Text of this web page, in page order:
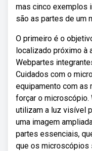
mas cinco exemplos
são as partes de um
O primeiro é o
localizado próximo à
Webpartes
Cuidados com o
equipamento com as
forçar o
utilizam a luz visível
uma imagem
partes essenciais,
que os microscópios